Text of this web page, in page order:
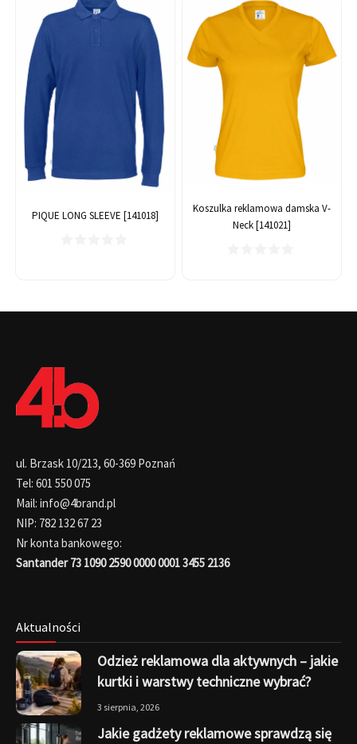
PIQUE LONG SLEEVE [141018]
Koszulka reklamowa damska V-
Neck [141021]
ul. Brzask 10/213, 60-369 Poznań
Tel: 601 550 075
Mail: info@4brand.pl
NIP: 782 132 67 23
Nr konta bankowego:
Santander 73 1090 2590 0000 0001 3455 2136
Aktualności
Odzież reklamowa dla aktywnych – jakie
kurtki i warstwy techniczne wybrać?
3 sierpnia, 2026
Jakie gadżety reklamowe sprawdzą się